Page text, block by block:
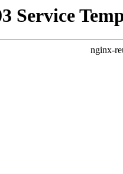
Service
nginx-